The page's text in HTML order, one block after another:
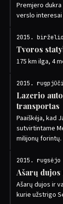
Premjero
verslo
2015.
Tvoros
175 km ilga, 4
2015.
Lazerio
transportas
Paaiškėja, kad
sutvirtintame
milijonų forintų.
2015. rugsėjo
Ašarų dujos
Ašarų dujos ir
kurie užstrigo